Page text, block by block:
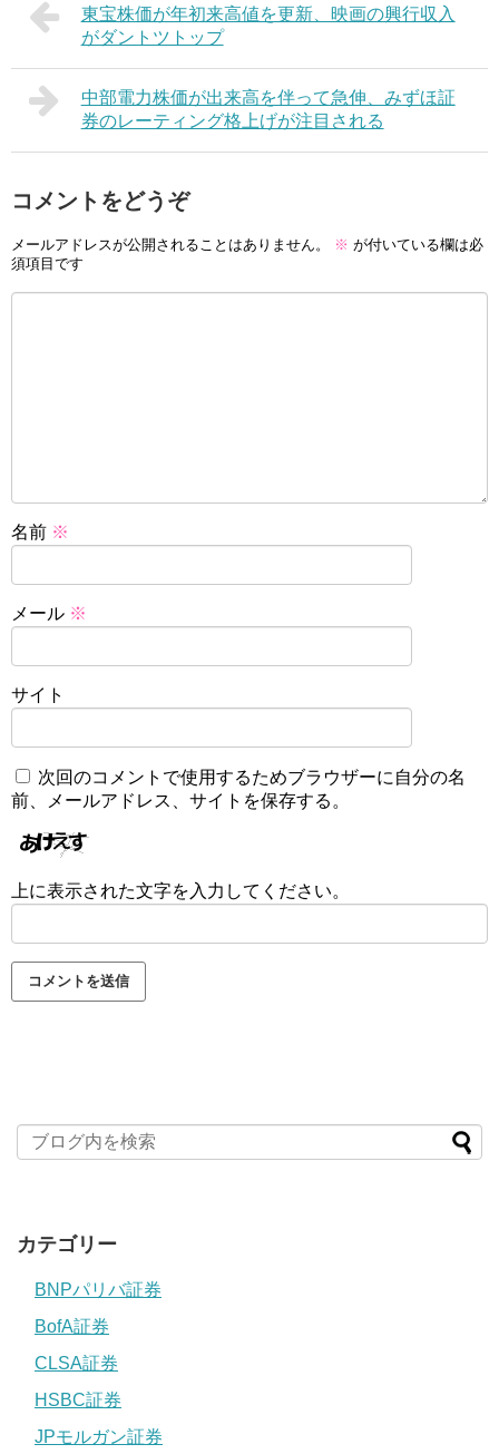
東宝株価が年初来高値を更新、映画の興行収入
がダントツトップ
中部電力株価が出来高を伴って急伸、みずほ証
券のレーティング格上げが注目される
コメントをどうぞ
メールアドレスが公開されることはありません。 ※ が付いている欄は必
須項目です
名前 ※
メール ※
サイト
次回のコメントで使用するためブラウザーに自分の名
前、メールアドレス、サイトを保存する。
上に表示された文字を入力してください。
カテゴリー
BNPパリバ証券
BofA証券
CLSA証券
HSBC証券
JPモルガン証券